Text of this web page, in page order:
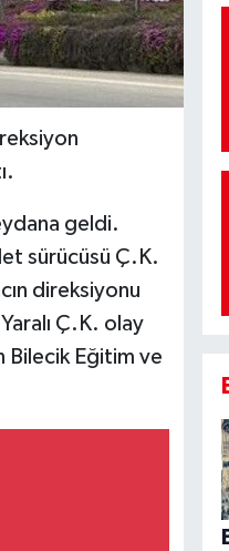
geldi.
sürücüsü Ç.K.
direksiyonu
Ç.K. olay
Bilecik Eğitim ve